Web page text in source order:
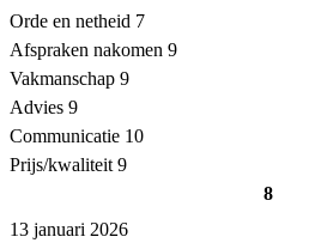
Orde en netheid 7
Afspraken nakomen 9
Vakmanschap 9
Advies 9
Communicatie 10
Prijs/kwaliteit 9
8
13 januari 2026